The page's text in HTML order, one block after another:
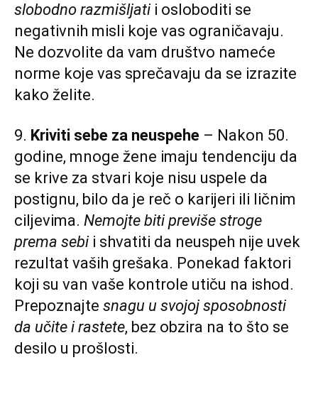
slobodno razmišljati i osloboditi se
negativnih misli koje vas ograničavaju.
Ne dozvolite da vam društvo nameće
norme koje vas sprečavaju da se izrazite
kako želite.
9. Kriviti sebe za neuspehe – Nakon 50.
godine, mnoge žene imaju tendenciju da
se krive za stvari koje nisu uspele da
postignu, bilo da je reč o karijeri ili ličnim
ciljevima. Nemojte biti previše stroge
prema sebi i shvatiti da neuspeh nije uvek
rezultat vaših grešaka. Ponekad faktori
koji su van vaše kontrole utiču na ishod.
Prepoznajte snagu u svojoj sposobnosti
da učite i rastete, bez obzira na to što se
desilo u prošlosti.